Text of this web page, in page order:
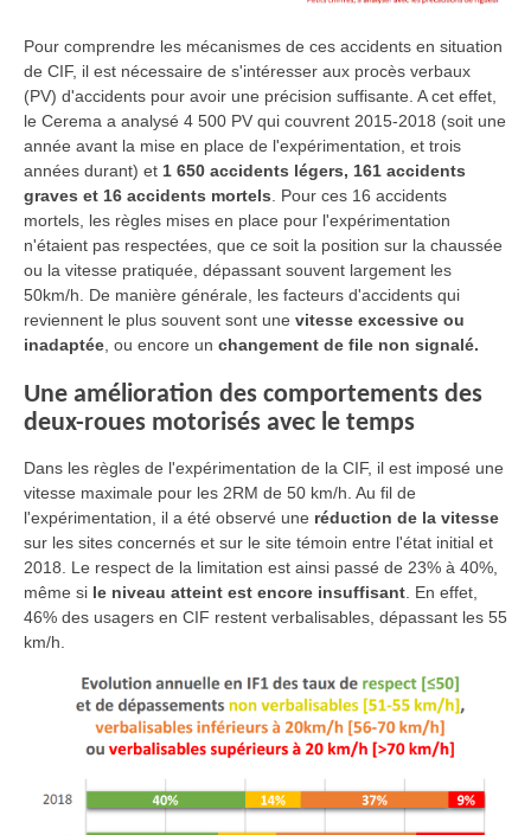
Pour comprendre les mécanismes de ces accidents en situation
de CIF, il est nécessaire de s'intéresser aux procès verbaux
(PV) d'accidents pour avoir une précision suffisante. A cet effet,
le Cerema a analysé 4 500 PV qui couvrent 2015-2018 (soit une
année avant la mise en place de l'expérimentation, et trois
années durant) et 1 650 accidents légers, 161 accidents
graves et 16 accidents mortels. Pour ces 16 accidents
mortels, les règles mises en place pour l'expérimentation
n'étaient pas respectées, que ce soit la position sur la chaussée
ou la vitesse pratiquée, dépassant souvent largement les
50km/h. De manière générale, les facteurs d'accidents qui
reviennent le plus souvent sont une vitesse excessive ou
inadaptée, ou encore un changement de file non signalé.
Une amélioration des comportements des
deux-roues motorisés avec le temps
Dans les règles de l'expérimentation de la CIF, il est imposé une
vitesse maximale pour les 2RM de 50 km/h. Au fil de
l'expérimentation, il a été observé une réduction de la vitesse
sur les sites concernés et sur le site témoin entre l'état initial et
2018. Le respect de la limitation est ainsi passé de 23% à 40%,
même si le niveau atteint est encore insuffisant. En effet,
46% des usagers en CIF restent verbalisables, dépassant les 55
km/h.